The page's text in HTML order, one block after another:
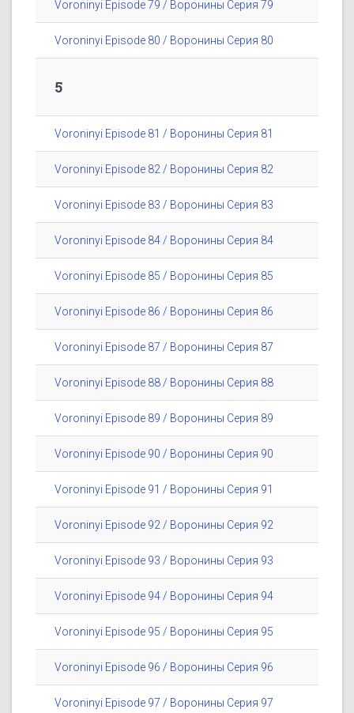
Voroninyi Episode 79 / Воронины Серия 79
Voroninyi Episode 80 / Воронины Серия 80
5
Voroninyi Episode 81 / Воронины Серия 81
Voroninyi Episode 82 / Воронины Серия 82
Voroninyi Episode 83 / Воронины Серия 83
Voroninyi Episode 84 / Воронины Серия 84
Voroninyi Episode 85 / Воронины Серия 85
Voroninyi Episode 86 / Воронины Серия 86
Voroninyi Episode 87 / Воронины Серия 87
Voroninyi Episode 88 / Воронины Серия 88
Voroninyi Episode 89 / Воронины Серия 89
Voroninyi Episode 90 / Воронины Серия 90
Voroninyi Episode 91 / Воронины Серия 91
Voroninyi Episode 92 / Воронины Серия 92
Voroninyi Episode 93 / Воронины Серия 93
Voroninyi Episode 94 / Воронины Серия 94
Voroninyi Episode 95 / Воронины Серия 95
Voroninyi Episode 96 / Воронины Серия 96
Voroninyi Episode 97 / Воронины Серия 97